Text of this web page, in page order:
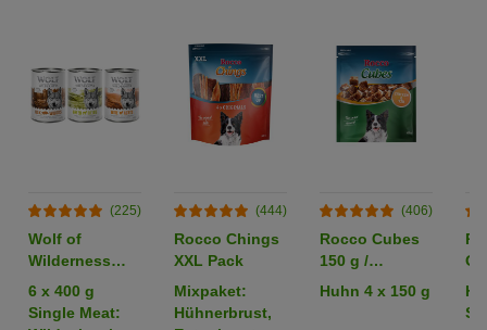
(225)
Wolf of
Wilderness
Adult -
Mixpaket
6 x 400 g
Single Meat:
(444)
Rocco Chings
XXL Pack
Mixpaket:
Hühnerbrust,
(406)
Rocco Cubes
150 g /
Sparpaket %
Huhn 4 x 150 g